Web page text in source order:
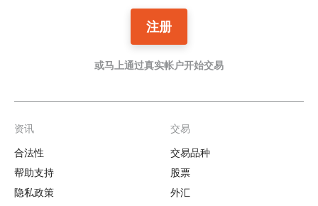
注册
或马上通过真实帐户开始交易
Footer
资讯
合法性
帮助支持
隐私政策
交易
交易品种
股票
外汇